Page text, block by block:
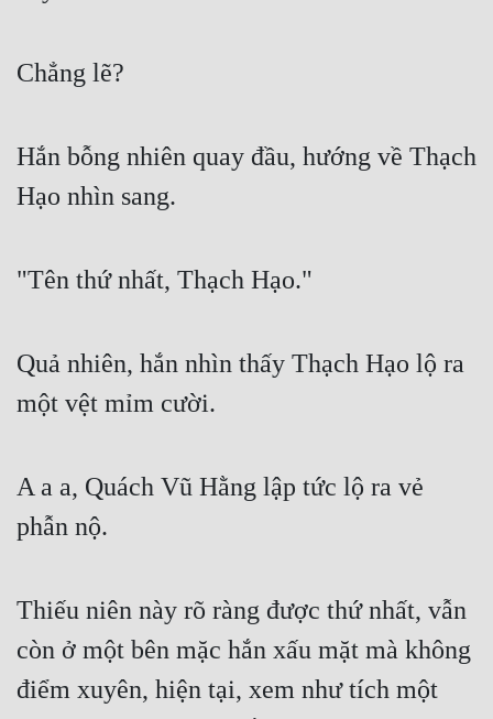
Chẳng lẽ?
Hắn bỗng nhiên quay đầu, hướng về Thạch
Hạo nhìn sang.
"Tên thứ nhất, Thạch Hạo."
Quả nhiên, hắn nhìn thấy Thạch Hạo lộ ra
một vệt mỉm cười.
A a a, Quách Vũ Hằng lập tức lộ ra vẻ
phẫn nộ.
Thiếu niên này rõ ràng được thứ nhất, vẫn
còn ở một bên mặc hắn xấu mặt mà không
điểm xuyên, hiện tại, xem như tích một